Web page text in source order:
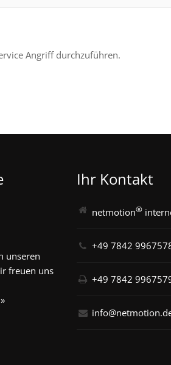
Angriff durchzuführen.
unseren
freuen uns
Ihr Kontakt
netmotion®
+49 7842
+49 7842